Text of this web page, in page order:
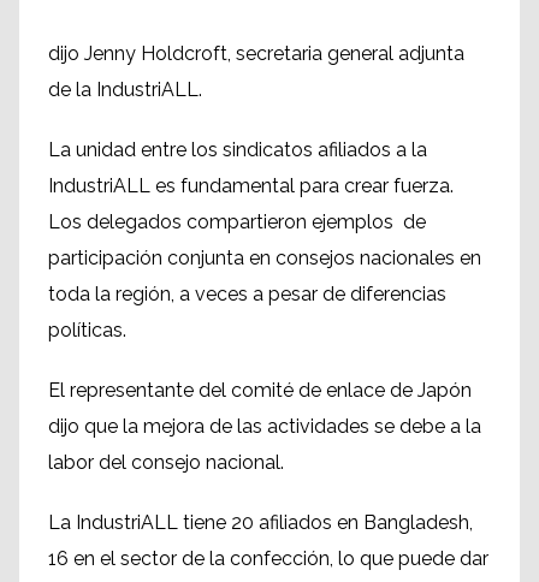
dijo Jenny Holdcroft, secretaria general adjunta
de la IndustriALL.
La unidad entre los sindicatos afiliados a la
IndustriALL es fundamental para crear fuerza.
Los delegados compartieron ejemplos de
participación conjunta en consejos nacionales en
toda la región, a veces a pesar de diferencias
políticas.
El representante del comité de enlace de Japón
dijo que la mejora de las actividades se debe a la
labor del consejo nacional.
La IndustriALL tiene 20 afiliados en Bangladesh,
16 en el sector de la confección, lo que puede dar